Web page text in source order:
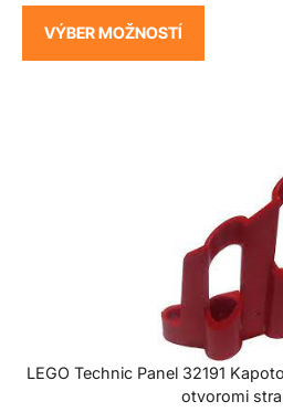
VÝBER MOŽNOSTÍ
LEGO Technic Panel 32191
otvoromi